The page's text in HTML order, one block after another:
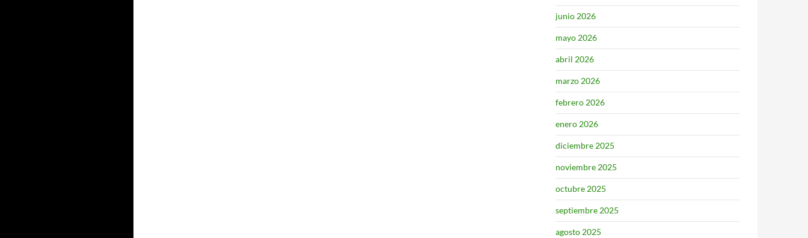
junio 2026
mayo 2026
abril 2026
marzo 2026
febrero 2026
enero 2026
diciembre 2025
noviembre 2025
octubre 2025
septiembre 2025
agosto 2025